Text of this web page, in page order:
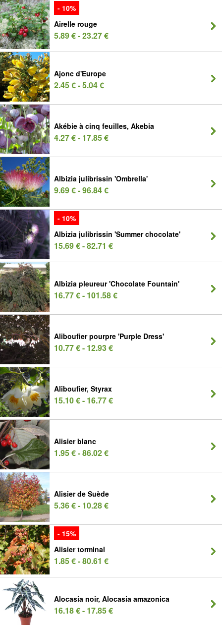
- 10%
Airelle rouge
5.89 € - 23.27 €
Ajonc d'Europe
2.45 € - 5.04 €
Akébie à cinq feuilles, Akebia
4.27 € - 17.85 €
Albizia julibrissin 'Ombrella'
9.69 € - 96.84 €
- 10%
Albizia julibrissin 'Summer chocolate'
15.69 € - 82.71 €
Albizia pleureur 'Chocolate Fountain'
16.77 € - 101.58 €
Aliboufier pourpre 'Purple Dress'
10.77 € - 12.93 €
Aliboufier, Styrax
15.10 € - 16.77 €
Alisier blanc
1.95 € - 86.02 €
Alisier de Suède
5.36 € - 10.28 €
- 15%
Alisier torminal
1.85 € - 80.61 €
Alocasia noir, Alocasia amazonica
16.18 € - 17.85 €